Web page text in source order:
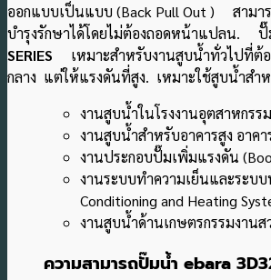
ออกแบบเป็นแบบ (Back Pull Out ) สามา
บำรุงรักษาได้โดยไม่ต้องถอดหน้าแปลน.
SERIES เหมาะสำหรับงานสูบน้ำทั่วไปที่ต้
กลาง แต่ให้แรงดันที่สูง. เหมาะใช้สูบน้ำสำ
งานสูบน้ำในโรงงานอุตสาหกรรม
งานสูบน้ำสำหรับอาคารสูง อาค
งานประกอบปั๊มเพิ่มแรงดัน
งานระบบทำความเย็นและระบ
Conditioning and Heating
งานสูบน้ำด้านเกษตรกรรมงาน
ความสามารถปั๊มน้ำ ebara